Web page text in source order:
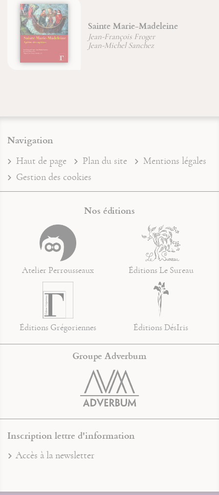
Marie-Madeleine
François Froger
Michel Sanchez
Navigation
Haut de page Plan du site
Mentions légales
Gestion des cookies
Nos éditions
Atelier Perrousseaux Éditions Le Sureau
Éditions Grégoriennes Éditions DésIris
Groupe Adverbum
Inscription lettre d'information
Accès à la newsletter